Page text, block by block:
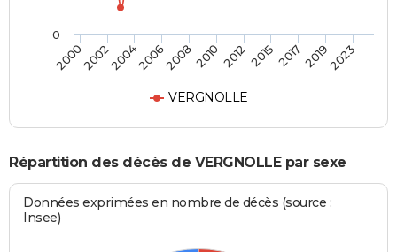
VERGNOLLE
200020022004200620082010 20122015201720192023
0
Répartition des décès de VERGNOLLE par sexe
Données exprimées en nombre de décès (source :
Insee)